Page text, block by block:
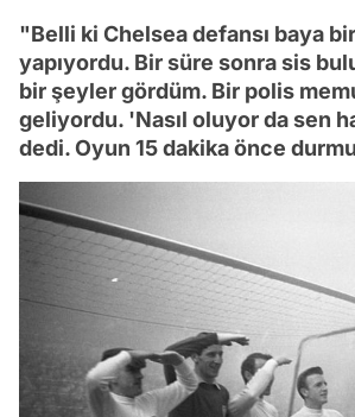
"Belli ki Chelsea defansı baya
yapıyordu. Bir süre sonra sis
bir şeyler gördüm. Bir polis
geliyordu. 'Nasıl oluyor da sen
dedi. Oyun 15 dakika önce